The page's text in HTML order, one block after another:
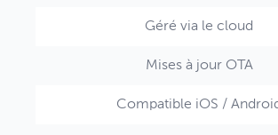
Géré via le cloud
Mises à jour OTA
Compatible iOS /